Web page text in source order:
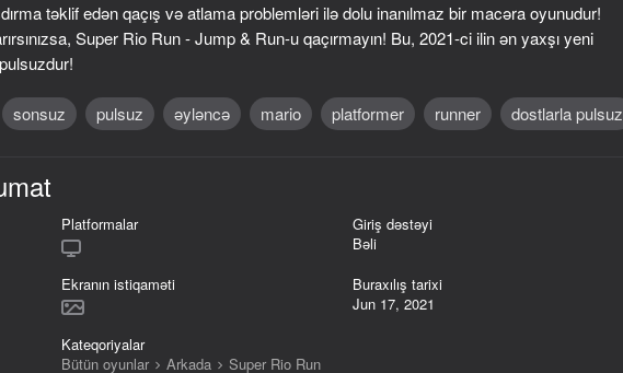
51
təklif edən qaçış və atlama problemləri ilə dolu inanılmaz bir macəra oyunudur!
Super Rio Run - Jump & Run-u qaçırmayın! Bu, 2021-ci ilin ən yaxşı yeni
sonsuz pulsuz əyləncə mario platformer runner dostlarla pulsuz
Platformalar
Giriş dəstəyi
Bəli
Ekranın istiqaməti
Buraxılış tarixi
Jun 17, 2021
Kateqoriyalar
Bütün oyunlar
Arkada Super Rio Run